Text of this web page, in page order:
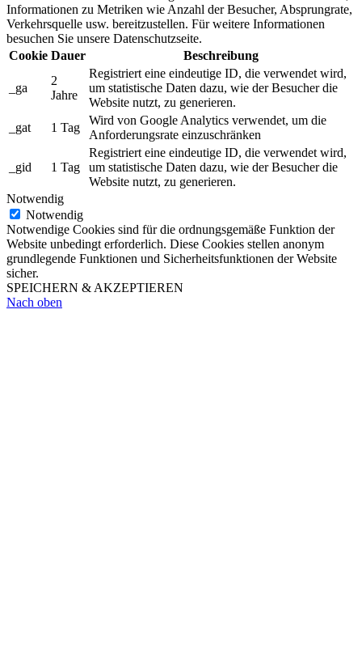
Informationen zu Metriken wie Anzahl der Besucher, Absprungrate,
Verkehrsquelle usw. bereitzustellen. Für weitere Informationen
besuchen Sie unsere Datenschutzseite.
Cookie Dauer Beschreibung
_ga
2
Jahre
Registriert eine eindeutige ID, die verwendet wird,
um statistische Daten dazu, wie der Besucher die
Website nutzt, zu generieren.
_gat
1 Tag
Wird von Google Analytics verwendet, um die
Anforderungsrate einzuschränken
_gid 1 Tag
Registriert eine eindeutige ID, die verwendet wird,
um statistische Daten dazu, wie der Besucher die
Website nutzt, zu generieren.
Notwendig
Notwendig
Notwendige Cookies sind für die ordnungsgemäße Funktion der
Website unbedingt erforderlich. Diese Cookies stellen anonym
grundlegende Funktionen und Sicherheitsfunktionen der Website
sicher.
SPEICHERN & AKZEPTIEREN
Nach oben